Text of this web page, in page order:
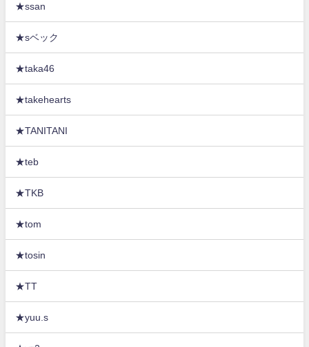
★ssan
★sベック
★taka46
★takehearts
★TANITANI
★teb
★TKB
★tom
★tosin
★TT
★yuu.s